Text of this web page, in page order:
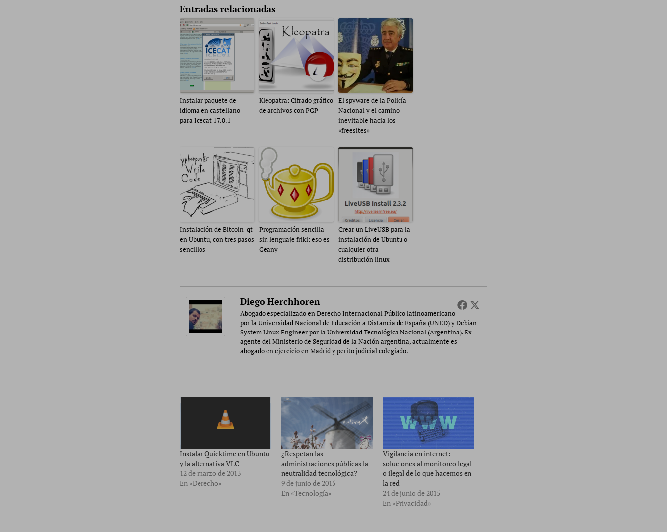
Entradas relacionadas
Instalar paquete de
idioma en castellano
para Icecat 17.0.1
Kleopatra: Cifrado gráfico
de archivos con PGP
El spyware de la Policía
Nacional y el camino
inevitable hacia los
«freesites»
Instalación de Bitcoin-qt
en Ubuntu, con tres pasos
sencillos
Programación sencilla
sin lenguaje friki: eso es
Geany
Crear un LiveUSB para la
instalación de Ubuntu o
cualquier otra
distribución linux
Diego Herchhoren
Abogado especializado en Derecho Internacional Público latinoamericano
por la Universidad Nacional de Educación a Distancia de España (UNED) y Debian
System Linux Engineer por la Universidad Tecnológica Nacional (Argentina). Ex
agente del Ministerio de Seguridad de la Nación argentina, actualmente es
abogado en ejercicio en Madrid y perito judicial colegiado.
Instalar Quicktime en Ubuntu
y la alternativa VLC
12 de marzo de 2013
En «Derecho»
¿Respetan las
administraciones públicas la
neutralidad tecnológica?
9 de junio de 2015
En «Tecnología»
Vigilancia en internet:
soluciones al monitoreo legal
o ilegal de lo que hacemos en
la red
24 de junio de 2015
En «Privacidad»